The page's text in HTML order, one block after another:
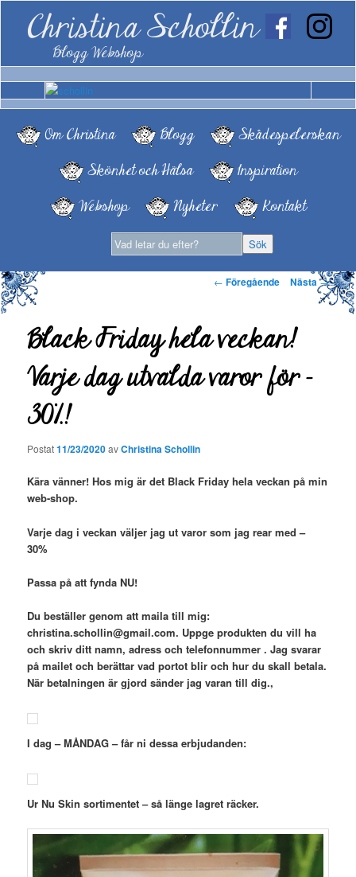
Christina Schollin
Blogg Webshop
Om Christina Blogg
Skådespelerskan
Skönhet och Hälsa
Inspiration
Webshop
Nyheter Kontakt
Inläggsnavigering
← Föregående Nästa→
Black Friday hela veckan!
Varje dag utvalda varor för –
30%!
Postat11/23/2020avChristina Schollin
Kära vänner! Hos mig är det Black Friday hela veckan på min
web-shop.
Varje dag i veckan väljer jag ut varor som jag rear med –
30%
Passa på att fynda NU!
Du beställer genom att maila till mig:
christina.schollin@gmail.com. Uppge produkten du vill ha
och skriv ditt namn, adress och telefonnummer . Jag svarar
på mailet och berättar vad portot blir och hur du skall betala.
När betalningen är gjord sänder jag varan till dig.,
I dag – MÅNDAG – får ni dessa erbjudanden:
Ur Nu Skin sortimentet – så länge lagret räcker.